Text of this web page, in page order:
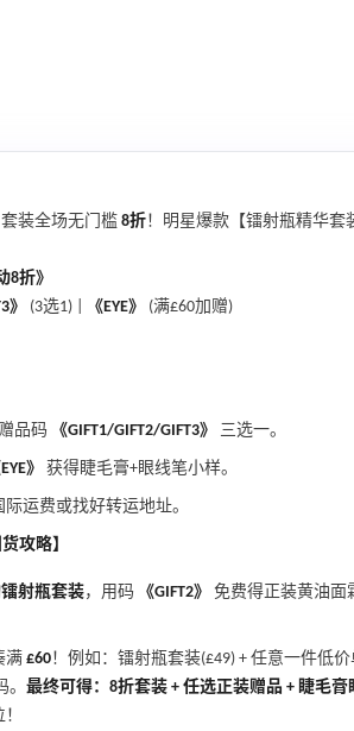
套装全场无门槛 8折！明星爆款【镭射瓶精华套
8折》
》 (3选1) | 《EYE》
(满£60加赠)
品码 《GIFT1/GIFT2/GIFT3》 三选一。
EYE》 获得睫毛膏+眼线笔小样。
运费或找好转运地址。
攻略】
射瓶套装，用码 《GIFT2》
免费得正装黄油面
满 £60！例如：镭射瓶套装(£49) + 任意一件低
。 最终可得：8折套装 + 任选正装赠品 + 睫毛
明星同款服饰
无门
最高
282人